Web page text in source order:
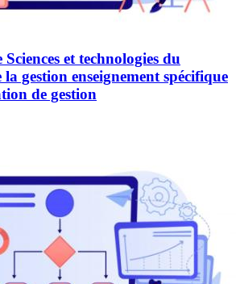
et technologies du
gestion enseignement spécifique
de gestion